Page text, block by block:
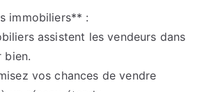
immobiliers** :
assistent les vendeurs dans
bien.
vos chances de vendre